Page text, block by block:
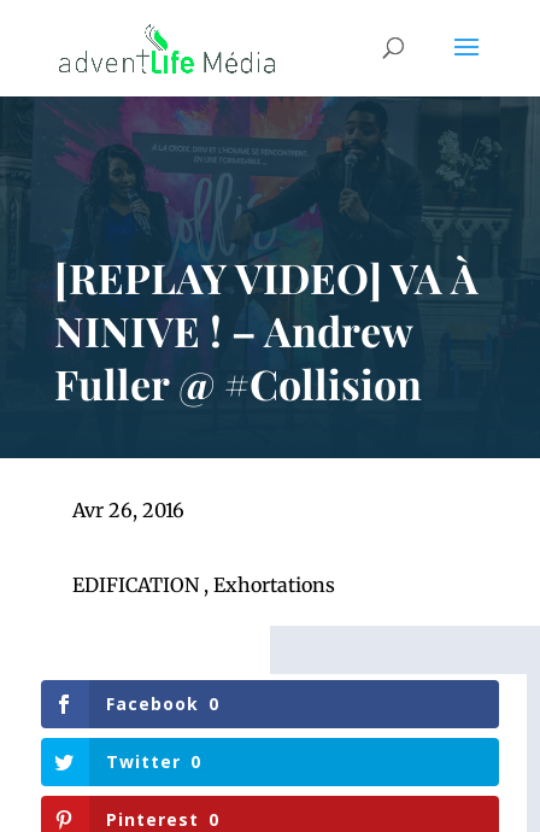
[REPLAY VIDEO] VA À
NINIVE ! – Andrew
Fuller @ #Collision
Avr 26, 2016
EDIFICATION, Exhortations
Facebook 0
Twitter 0
Pinterest 0